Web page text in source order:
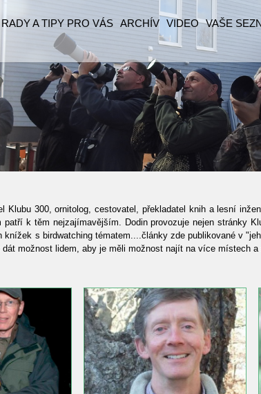
RADY A TIPY PRO VÁS ARCHÍV VIDEO VAŠE
300, ornitolog, cestovatel, překladatel knih a lesní
k těm nejzajímavějším. Dodin provozuje nejen stránky
s birdwatching tématem....články zde publikované v
možnost lidem, aby je měli možnost najít na více místech a